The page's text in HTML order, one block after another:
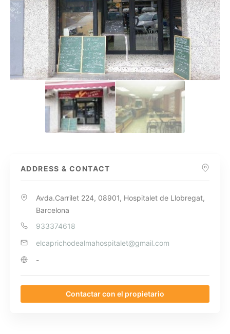
ADDRESS & CONTACT
Avda.Carrilet 224, 08901, Hospitalet de Llobregat,
Barcelona
933374618
elcaprichodealmahospitalet@gmail.com
-
Contactar con el propietario